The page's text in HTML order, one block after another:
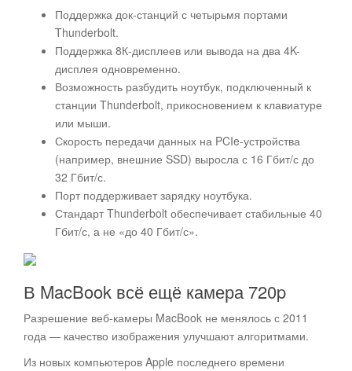
Поддержка док-станций с четырьмя портами
Thunderbolt.
Поддержка 8К-дисплеев или вывода на два 4K-
дисплея одновременно.
Возможность разбудить ноутбук, подключенный к
станции Thunderbolt, прикосновением к клавиатуре
или мыши.
Скорость передачи данных на PCIe-устройства
(например, внешние SSD) выросла с 16 Гбит/с до
32 Гбит/с.
Порт поддерживает зарядку ноутбука.
Стандарт Thunderbolt обеспечивает стабильные 40
Гбит/с, а не «до 40 Гбит/с».
В MacBook всё ещё камера 720p
Разрешение веб-камеры MacBook не менялось с 2011
года — качество изображения улучшают алгоритмами.
Из новых компьютеров Apple последнего времени